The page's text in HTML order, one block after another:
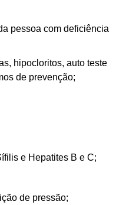
pessoa com deficiência
hipocloritos, auto teste
de prevenção;
e Hepatites B e C;
de pressão;